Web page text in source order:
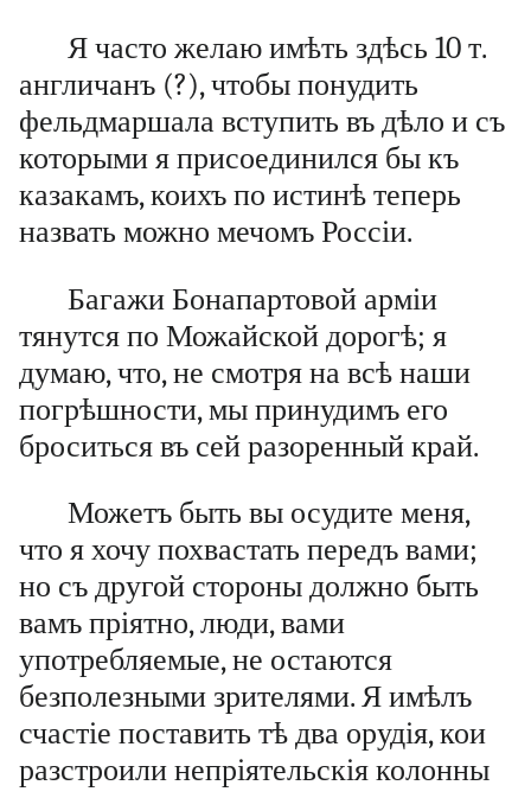
Я часто желаю имѣть здѣсь 10 т.
англичанъ (?), чтобы понудить
фельдмаршала вступить въ дѣло и съ
которыми я присоединился бы къ
казакамъ, коихъ по истинѣ теперь
назвать можно мечомъ Россіи.
Багажи Бонапартовой арміи
тянутся по Можайской дорогѣ; я
думаю, что, не смотря на всѣ наши
погрѣшности, мы принудимъ его
броситься въ сей разоренный край.
Можетъ быть вы осудите меня,
что я хочу похвастать передъ вами;
но съ другой стороны должно быть
вамъ пріятно, люди, вами
употребляемые, не остаются
безполезными зрителями. Я имѣлъ
счастіе поставить тѣ два орудія, кои
разстроили непріятельскія колонны